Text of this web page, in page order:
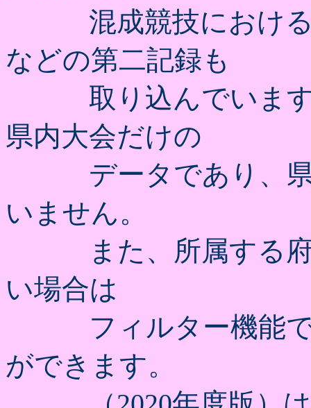
混成競技における
などの第二記録も
取り込んでいます
県内大会だけの
データであり、県
いません。
また、所属する府
い場合は
フィルター機能で
ができます。